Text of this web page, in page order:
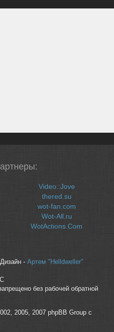
Video::Jove
thered.su
wot-fan.com
Wot-All.ru
WotActions.Com
Дизайн - Артем "Helldweller"
без рабочей обратной
2005, 2007 phpBB Group с